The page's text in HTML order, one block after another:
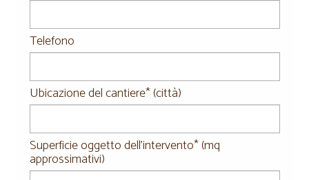
Telefono
Ubicazione del cantiere* (città)
Superficie oggetto dell'intervento* (mq
approssimativi)